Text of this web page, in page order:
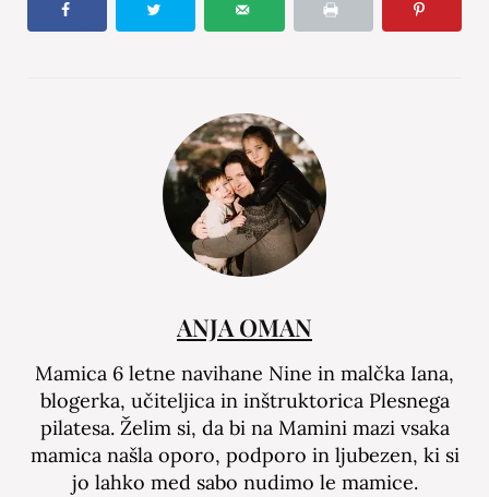
ANJA OMAN
Mamica 6 letne navihane Nine in malčka Iana,
blogerka, učiteljica in inštruktorica Plesnega
pilatesa. Želim si, da bi na Mamini mazi vsaka
mamica našla oporo, podporo in ljubezen, ki si
jo lahko med sabo nudimo le mamice.